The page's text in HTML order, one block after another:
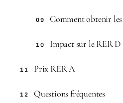
09 Comment obtenir
10 Impact sur le RER D
11 Prix RER A
12 Questions fréquentes